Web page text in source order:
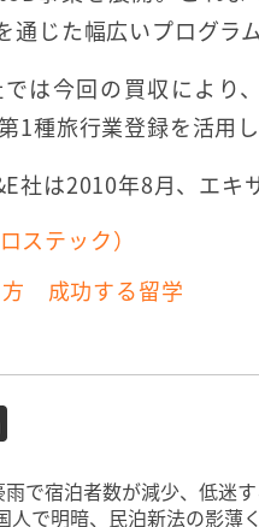
通じた幅広いプログラ
は今回の買収により
1種旅行業登録を活用
社は2010年8月、エキ
ステック）
方 成功する留学
で宿泊者数が減少、低迷
人で明暗、民泊新法の影